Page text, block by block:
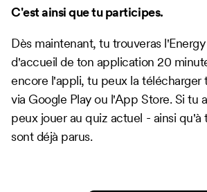
C'est ainsi que tu participes.
Dès maintenant, tu trouveras
d'accueil de ton application 20
encore l'appli, tu peux la télécharger
via Google Play ou l'App Store. Si tu
peux jouer au quiz actuel - ainsi qu'à
sont déjà parus.